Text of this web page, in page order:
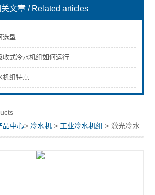
限公司
文章 / Related articles
选型
收式冷水机组如何运行
机组特点
品中心>冷水机 > 工业冷水机组 > 激光冷水